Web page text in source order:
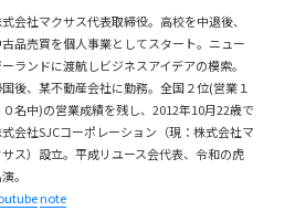
会社マクサス代表取締役。高校を中退後、
古品売買を個人事業としてスタート。ニュー
ーランドに渡航しビジネスアイデアの模索。
国後、某不動産会社に勤務。全国２位(営業１
０名中)の営業成績を残し、2012年10月22歳で
会社SJCコーポレーション（現：株式会社マ
サス）設立。平成リユース会代表、令和の虎
。
note